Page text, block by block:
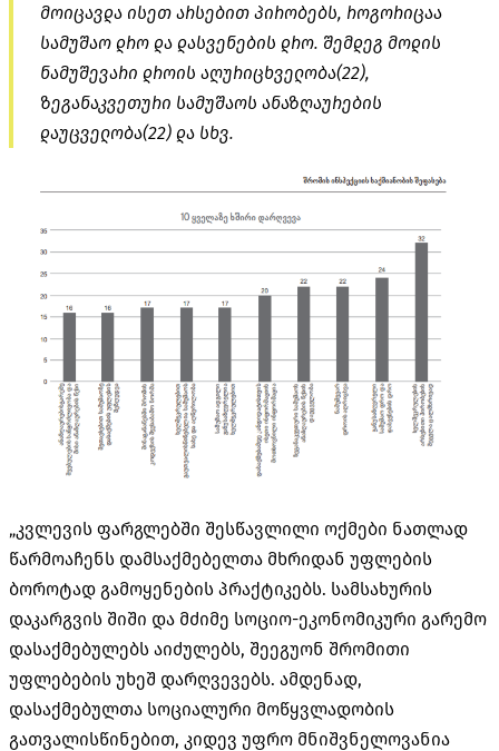
მოიცავდა ისეთ არსებით პირობებს, როგორიცაა
სამუშაო დრო და დასვენების დრო. შემდეგ მოდის
ნამუშევარი დროის აღურიცხველობა(22),
ზეგანაკვეთური სამუშაოს ანაზღაურების
დაუცველობა(22) და სხვ.
„კვლევის ფარგლებში შესწავლილი ოქმები ნათლად
წარმოაჩენს დამსაქმებელთა მხრიდან უფლების
ბოროტად გამოყენების პრაქტიკებს. სამსახურის
დაკარგვის შიში და მძიმე სოციო-ეკონომიკური გარემო
დასაქმებულებს აიძულებს, შეეგუონ შრომითი
უფლებების უხეშ დარღვევებს. ამდენად,
დასაქმებულთა სოციალური მოწყვლადობის
გათვალისწინებით, კიდევ უფრო მნიშვნელოვანია